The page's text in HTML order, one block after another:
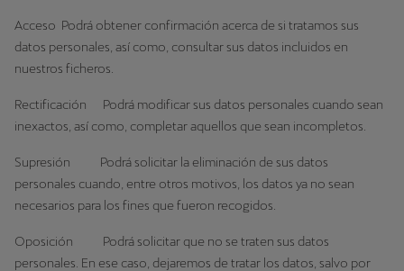
Acceso Podrá obtener confirmación acerca de si tratamos sus
datos personales, así como, consultar sus datos incluidos en
nuestros ficheros.
Rectificación Podrá modificar sus datos personales cuando sean
inexactos, así como, completar aquellos que sean incompletos.
Supresión Podrá solicitar la eliminación de sus datos
personales cuando, entre otros motivos, los datos ya no sean
necesarios para los fines que fueron recogidos.
Oposición Podrá solicitar que no se traten sus datos
personales. En ese caso, dejaremos de tratar los datos, salvo por